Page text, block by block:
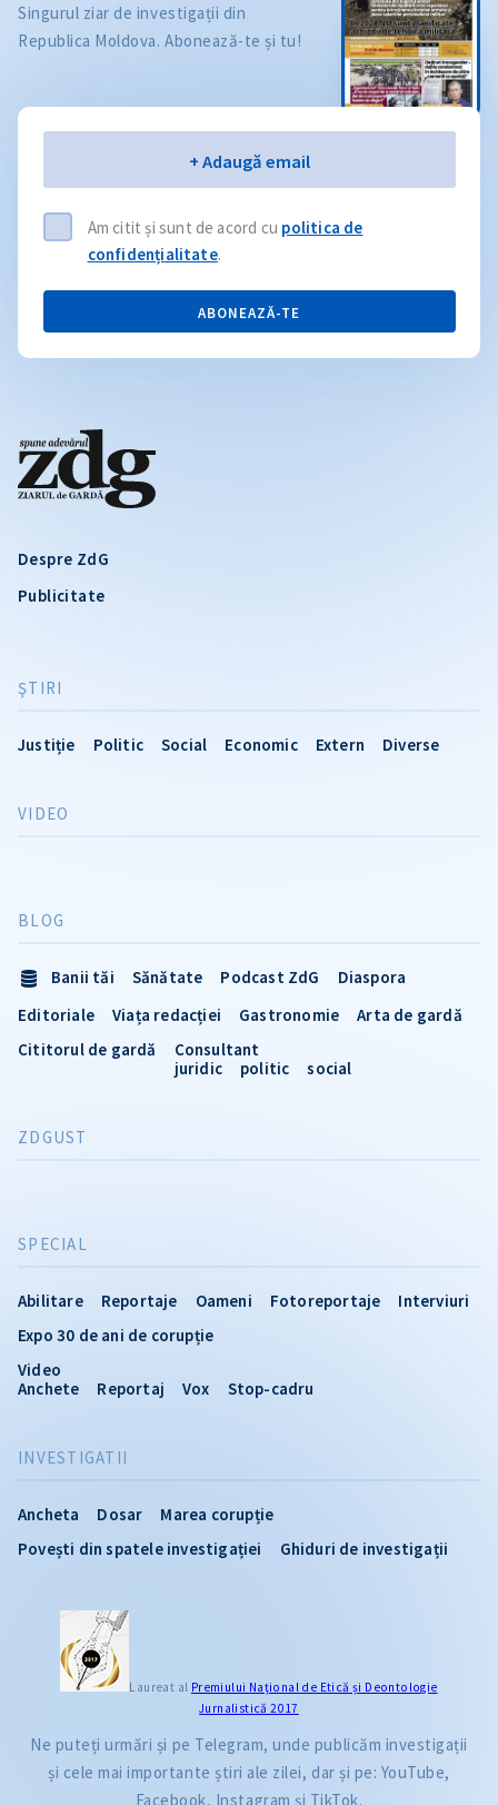
Despre ZdG
Publicitate
ŞTIRI
Justiție Politic Social Economic Extern Diverse
INVESTIGATII
Ancheta Dosar
Marea corupție
Povești din spatele investigației
Ghiduri de investigații
VIDEO
SPECIAL
Abilitare Reportaje Oameni Fotoreportaje
Interviuri
Expo 30 de ani de corupție
Video
Anchete
Reportaj Vox Stop-cadru
BLOG
Banii tăi Sănătate Podcast ZdG
Diaspora
Editoriale
Viața redacției Gastronomie
Arta de gardă
Cititorul de gardă
Consultant
juridic
politic social
ZDGUST
Singurul ziar de investigații din
Republica Moldova. Abonează-te și tu!
+ Adaugă email
Am citit și sunt de acord cu politica de
confidențialitate.
ABONEAZĂ-TE
Laureat al Premiului Naţional de Etică și Deontologie
Jurnalistică 2017
Ne puteți urmări și pe Telegram, unde publicăm investigații
și cele mai importante știri ale zilei, dar și pe: YouTube,
Facebook, Instagram și TikTok.